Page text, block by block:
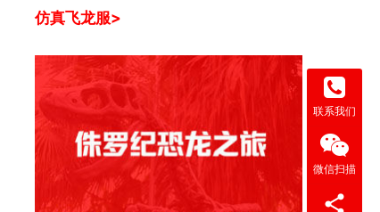
仿真飞龙服>
联系我们
微信扫描